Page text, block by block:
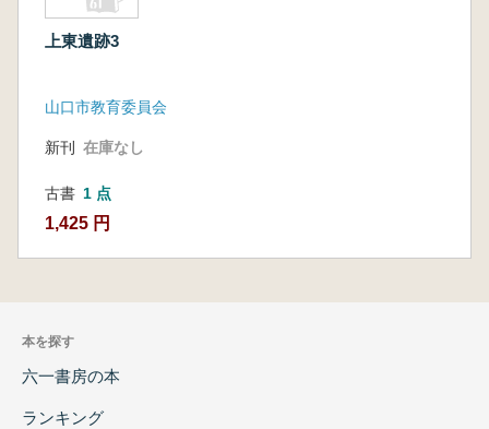
上東遺跡3
山口市教育委員会
新刊 在庫なし
古書 1 点
1,425 円
本を探す
六一書房の本
ランキング